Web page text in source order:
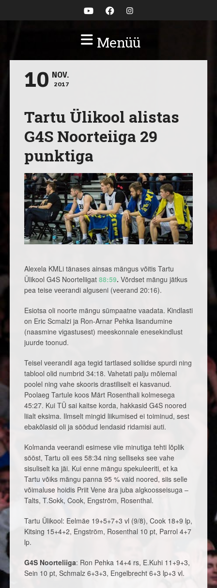
Menüü
10 NOV.
2017
Tartu Ülikool alistas
G4S Noorteiiga 29
punktiga
Alexela KMLi tänases ainsas mängus võitis Tartu
Ülikool G4S Noorteliigat 88:59. Võrdset mängu jätkus
pea teise veerandi alguseni (veerand 20:16).
Esiotsa oli noorte mängu sümpaatne vaadata. Kindlasti
on Eric Scmalzi ja Ron-Arnar Pehka lisandumine
(naasmine vigastusest) meeskonnale enesekindlust
juurde toonud.
Teisel veerandil aga tegid tartlased soliidse spurdi ning
tablool olid numbrid 34:18. Vahetati palju mõlemal
poolel ning vahe skooris drastiliselt ei kasvanud.
Poolaeg Tartule koos Märt Rosenthali kolmesega
45:27. Kui TÜ sai kaitse korda, hakkasid G4S noored
liialt eksima. Ilmselt mingid liikumised ei toiminud, sest
ebakõlasid oli ja söödud lendasid ridamisi auti.
Kolmanda veerandi esimese viie minutiga tehti lõplik
sööst, Tartu oli ees 58:34 ning selliseks see vahe
sisuliselt ka jäi. Kui enne mängu spekuleeriti, et ka
Tartu võiks mängu panna 95 % vaid noored, siis selle
võimaluse hoidis Priit Vene ära juba algkoosseisuga –
Talts, T.Sokk, Cook, Engström, Rosenthal.
Tartu Ülikool: Eelmäe 19+5+7+3 vl (9/8), Cook 18+9 lp,
Kitsing 15+4+2, Engström, Rosenthal 10 pt, Parrol 4+7
lp.
G4S Noorteliiga: Ron Pehka 14+4 rs, E.Kuhi 11+9+3,
Sein 10 pt, Schmalz 6+3+3, Engelbrecht 6+3 lp+3 vl.